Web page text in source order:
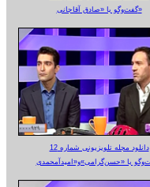
گفت‌وگو با «صادق آقاجانی»
دانلود مجله تلویزیونی شماره 12